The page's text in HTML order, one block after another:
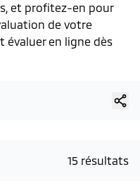
et profitez-en pour
de votre
évaluer en ligne dès
15 résultats